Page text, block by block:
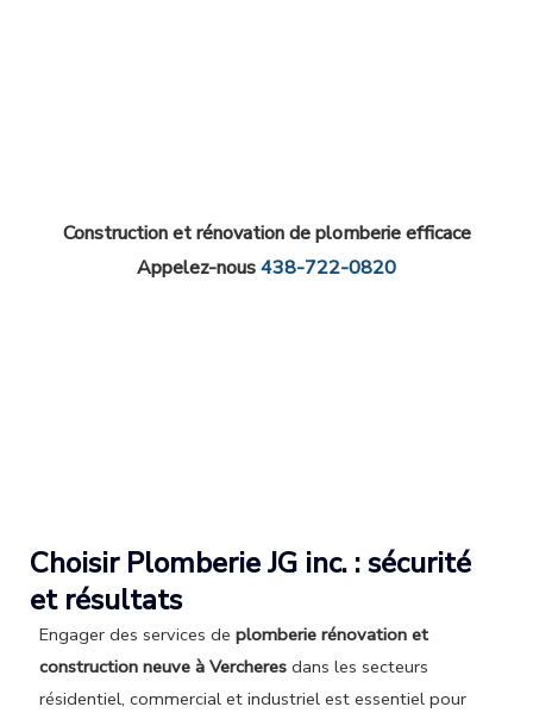
Construction et rénovation de plomberie efficace
Appelez-nous438-722-0820
Choisir Plomberie JG inc. : sécurité
et résultats
Engager des services de plomberie rénovation et
construction neuve à Vercheresdans les secteurs
résidentiel, commercial et industriel est essentiel pour